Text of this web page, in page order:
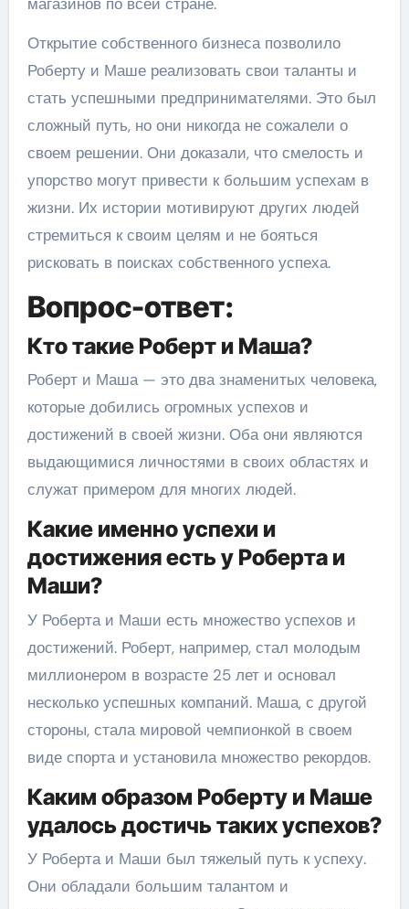
Открытие собственного бизнеса позволило
Роберту и Маше реализовать свои таланты и
стать успешными предпринимателями. Это был
сложный путь, но они никогда не сожалели о
своем решении. Они доказали, что смелость и
упорство могут привести к большим успехам в
жизни. Их истории мотивируют других людей
стремиться к своим целям и не бояться
рисковать в поисках собственного успеха.
Вопрос-ответ:
Кто такие Роберт и Маша?
Роберт и Маша — это два знаменитых человека,
которые добились огромных успехов и
достижений в своей жизни. Оба они являются
выдающимися личностями в своих областях и
служат примером для многих людей.
Какие именно успехи и
достижения есть у Роберта и
Маши?
У Роберта и Маши есть множество успехов и
достижений. Роберт, например, стал молодым
миллионером в возрасте 25 лет и основал
несколько успешных компаний. Маша, с другой
стороны, стала мировой чемпионкой в своем
виде спорта и установила множество рекордов.
Каким образом Роберту и Маше
удалось достичь таких успехов?
У Роберта и Маши был тяжелый путь к успеху.
Они обладали большим талантом и